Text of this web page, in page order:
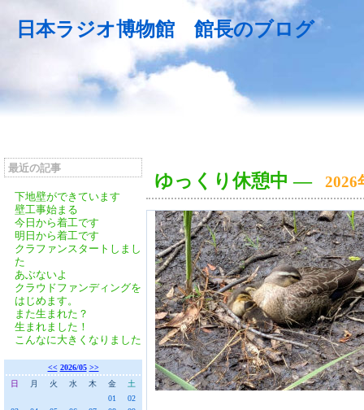
日本ラジオ博物館 館長のブログ
最近の記事
下地壁ができています
壁工事始まる
今日から着工です
明日から着工です
クラファンスタートしまし
た
あぶないよ
クラウドファンディングを
はじめます。
また生まれた？
生まれました！
こんなに大きくなりました
<< 2026/05 >>
日
月 火 水 木 金
土
01
02
ゆっくり休憩中 ― 2026